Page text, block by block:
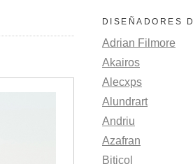
DISEÑADORES
Adrian Filmore
Akairos
Alecxps
Alundrart
Andriu
Azafran
Biticol